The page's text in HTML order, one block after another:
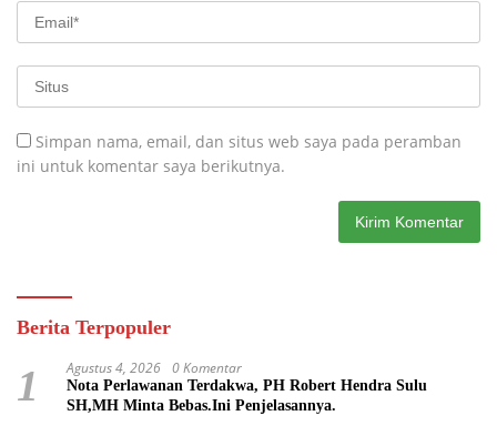
Simpan nama, email, dan situs web saya pada peramban
ini untuk komentar saya berikutnya.
Berita Terpopuler
1 Agustus 4, 2026 0 Komentar
Nota Perlawanan Terdakwa, PH Robert Hendra Sulu
SH,MH Minta Bebas.Ini Penjelasannya.